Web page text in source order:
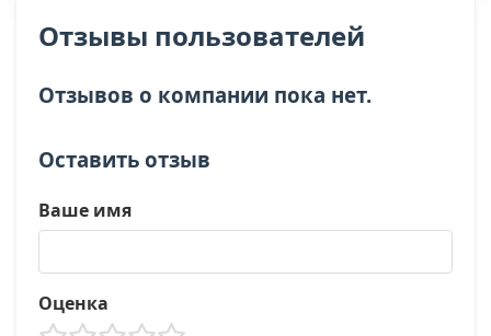
Отзывы пользователей
Отзывов о компании пока нет.
Оставить отзыв
Ваше имя
Оценка